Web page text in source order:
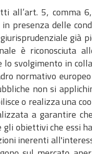
5, comma
presenza delle
già
è riconosciuta
svolgimento in
normativo
non si
o realizza una
a garantire
obiettivi che essi
inerenti